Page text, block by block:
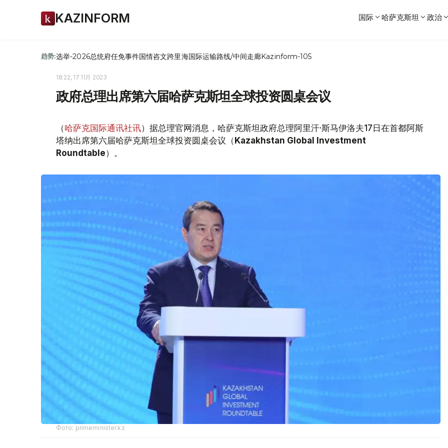
KAZINFORM 国际 哈萨克斯坦 政治
趋势:选举-2026总统府任免事件国情咨文跨里海国际运输路线/中间走廊Kazinform-105
18:22, 17 11月 2023
政府总理出席第六届哈萨克斯坦全球投资圆桌会议
（哈萨克国际通讯社讯）据总理官网消息，哈萨克斯坦政府总理阿里汗·斯马伊洛夫17日在首都阿斯
塔纳出席第六届哈萨克斯坦全球投资圆桌会议（ Kazakhstan Global Investment
Roundtable）。
Фото: primeminister.kz